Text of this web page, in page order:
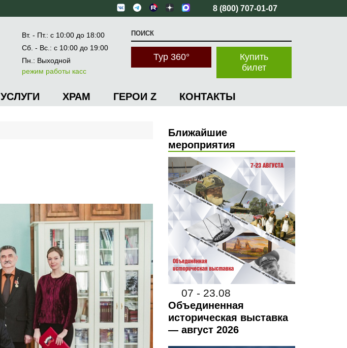
8 (800) 707-01-07
Вт. - Пт.: с 10:00 до 18:00
Сб. - Вс.: с 10:00 до 19:00
Пн.: Выходной
режим работы касс
Купить
билет
Тур 360°
УСЛУГИ ХРАМ ГЕРОИ Z КОНТАКТЫ
Ближайшие
мероприятия
07 - 23.08
Объединенная
историческая выставка
— август 2026